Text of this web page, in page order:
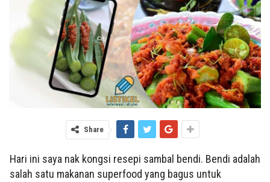
Share
Hari ini saya nak kongsi resepi sambal bendi. Bendi adalah
salah satu makanan superfood yang bagus untuk